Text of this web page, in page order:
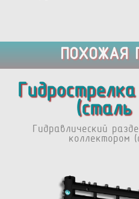
ПОХОЖАЯ
(сталь
Гидравлический
коллектором